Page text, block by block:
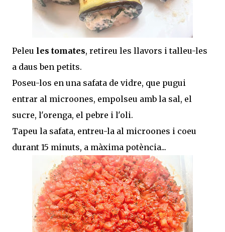
Peleu les tomates, retireu les llavors i talleu-les
a daus ben petits.
Poseu-los en una safata de vidre, que pugui
entrar al microones, empolseu amb la sal, el
sucre, l'orenga, el pebre i l'oli.
Tapeu la safata, entreu-la al microones i coeu
durant 15 minuts, a màxima potència...